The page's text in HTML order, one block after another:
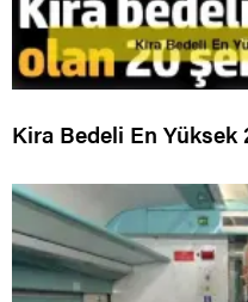
Kira Bedeli En Yüksek